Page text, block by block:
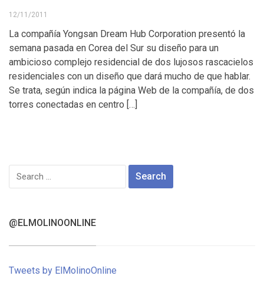
12/11/2011
La compañía Yongsan Dream Hub Corporation presentó la
semana pasada en Corea del Sur su diseño para un
ambicioso complejo residencial de dos lujosos rascacielos
residenciales con un diseño que dará mucho de que hablar.
Se trata, según indica la página Web de la compañía, de dos
torres conectadas en centro […]
Search
for:
@ELMOLINOONLINE
Tweets by ElMolinoOnline